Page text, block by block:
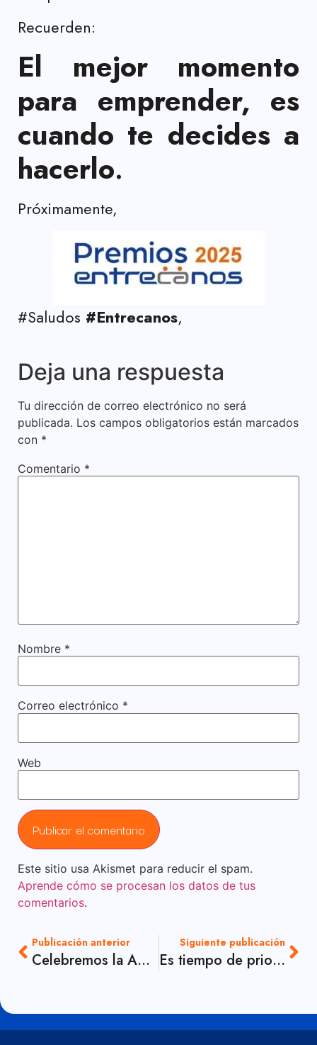
Recuerden:
El mejor momento
para emprender, es
cuando te decides a
hacerlo.
Próximamente,
#Saludos #Entrecanos,
Deja una respuesta
Tu dirección de correo electrónico no será
publicada. Los campos obligatorios están marcados
con *
Comentario *
Nombre *
Correo electrónico *
Web
Este sitio usa Akismet para reducir el spam.
Aprende cómo se procesan los datos de tus
comentarios.
Publicación anterior
Celebremos la Abuelitud
Siguiente publicación
Es tiempo de priorizar la salud mental en el lugar de trabajo,